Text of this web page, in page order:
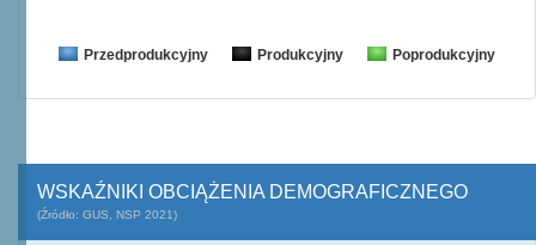
Przedprodukcyjny Produkcyjny Poprodukcyjny
WSKAŹNIKI OBCIĄŻENIA DEMOGRAFICZNEGO
(Źródło: GUS, NSP 2021)